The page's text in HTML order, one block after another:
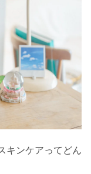
キンケアってどん